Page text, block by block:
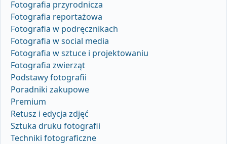
Fotografia przyrodnicza
Fotografia reportażowa
Fotografia w podręcznikach
Fotografia w social media
Fotografia w sztuce i projektowaniu
Fotografia zwierząt
Podstawy fotografii
Poradniki zakupowe
Premium
Retusz i edycja zdjęć
Sztuka druku fotografii
Techniki fotograficzne